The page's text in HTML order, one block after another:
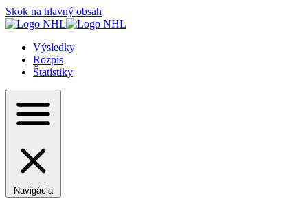
Skok na hlavný obsah
Výsledky
Rozpis
Štatistiky
Navigácia